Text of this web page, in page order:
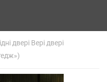
двері Вері двері